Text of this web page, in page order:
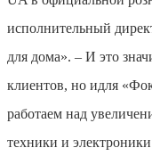
исполнительный
для дома». – И это
клиентов, но идля
работаем над
техники и